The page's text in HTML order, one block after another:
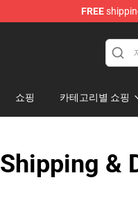
FREE
쇼핑 카테고리별 쇼핑
Shipping &